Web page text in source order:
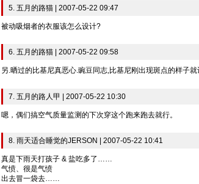
5. 五月的路猫 | 2007-05-22 09:47
被动吸烟者的衣服该怎么设计?
6. 五月的路猫 | 2007-05-22 09:58
另.晒过的比基尼真恶心.豌豆同志,比基尼刚出现斑点的样子
7. 五月的路人甲 | 2007-05-22 10:30
嗯，偶们搞空气质量监测的下次穿这个跑来跑去就行。
8. 雨天适合睡觉的JERSON | 2007-05-22 10:41
真是下雨天打孩子 & 盐吃多了……
气愤、很是气愤
出去冒一袋去……